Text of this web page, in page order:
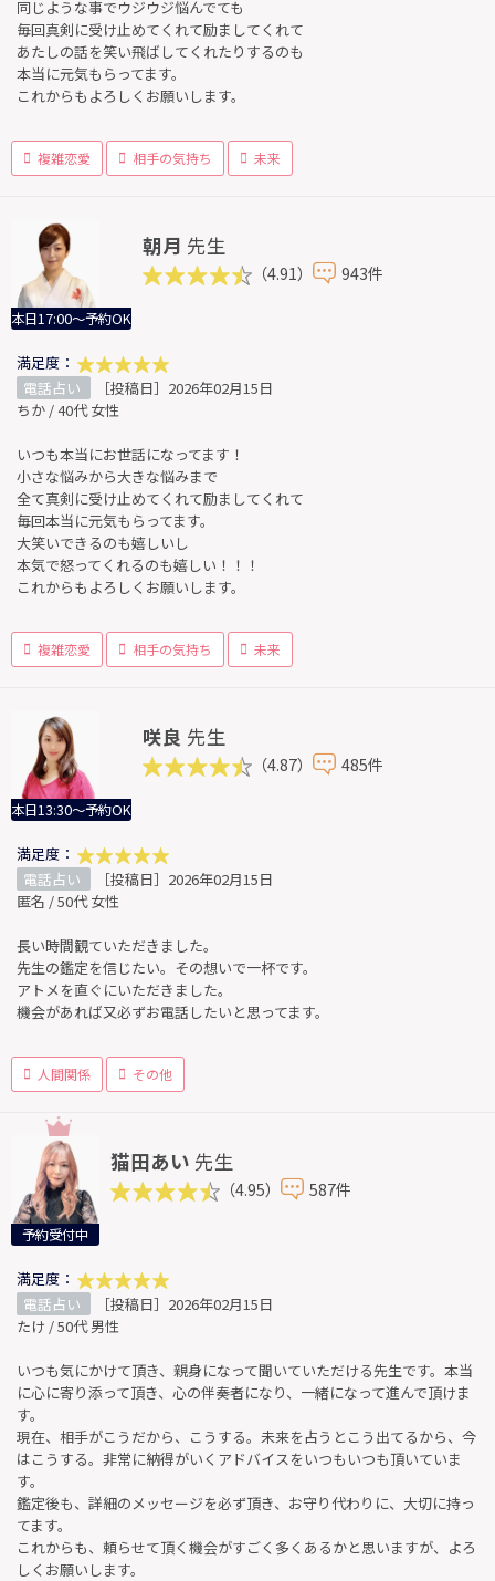
同じような事でウジウジ悩んでても
毎回真剣に受け止めてくれて励ましてくれて
あたしの話を笑い飛ばしてくれたりするのも
本当に元気もらってます。
これからもよろしくお願いします。
複雑恋愛 相手の気持ち 未来
本日17:00～予約OK
朝月 先生
（4.91） 943件
満足度：
電話占い
［投稿日］2026年02月15日
ちか / 40代 女性
いつも本当にお世話になってます！
小さな悩みから大きな悩みまで
全て真剣に受け止めてくれて励ましてくれて
毎回本当に元気もらってます。
大笑いできるのも嬉しいし
本気で怒ってくれるのも嬉しい！！！
これからもよろしくお願いします。
複雑恋愛 相手の気持ち 未来
本日13:30～予約OK
咲良 先生
（4.87） 485件
満足度：
電話占い
［投稿日］2026年02月15日
匿名 / 50代 女性
長い時間観ていただきました。
先生の鑑定を信じたい。その想いで一杯です。
アトメを直ぐにいただきました。
機会があれば又必ずお電話したいと思ってます。
人間関係 その他
予約受付中
猫田あい 先生
（4.95） 587件
満足度：
電話占い
［投稿日］2026年02月15日
たけ / 50代 男性
いつも気にかけて頂き、親身になって聞いていただける先生です。本当
に心に寄り添って頂き、心の伴奏者になり、一緒になって進んで頂けま
す。
現在、相手がこうだから、こうする。未来を占うとこう出てるから、今
はこうする。非常に納得がいくアドバイスをいつもいつも頂いていま
す。
鑑定後も、詳細のメッセージを必ず頂き、お守り代わりに、大切に持っ
てます。
これからも、頼らせて頂く機会がすごく多くあるかと思いますが、よろ
しくお願いします。